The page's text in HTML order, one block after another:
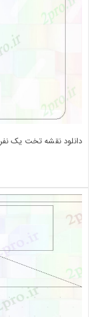
دانلود نقشه تخت یک